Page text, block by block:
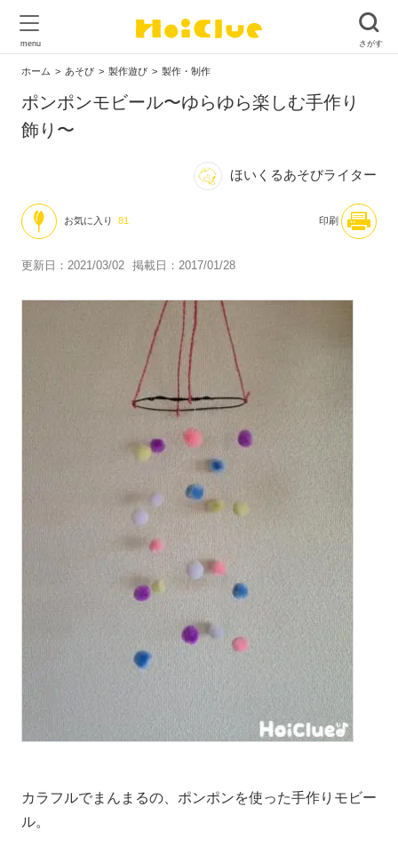
ホーム あそび 製作遊び 製作・制作
ポンポンモビール〜ゆらゆら楽しむ手作り
飾り〜
ほいくるあそびライター
お気に入り 81 印刷
更新日：2021/03/02 掲載日：2017/01/28
カラフルでまんまるの、ポンポンを使った手作りモビー
ル。